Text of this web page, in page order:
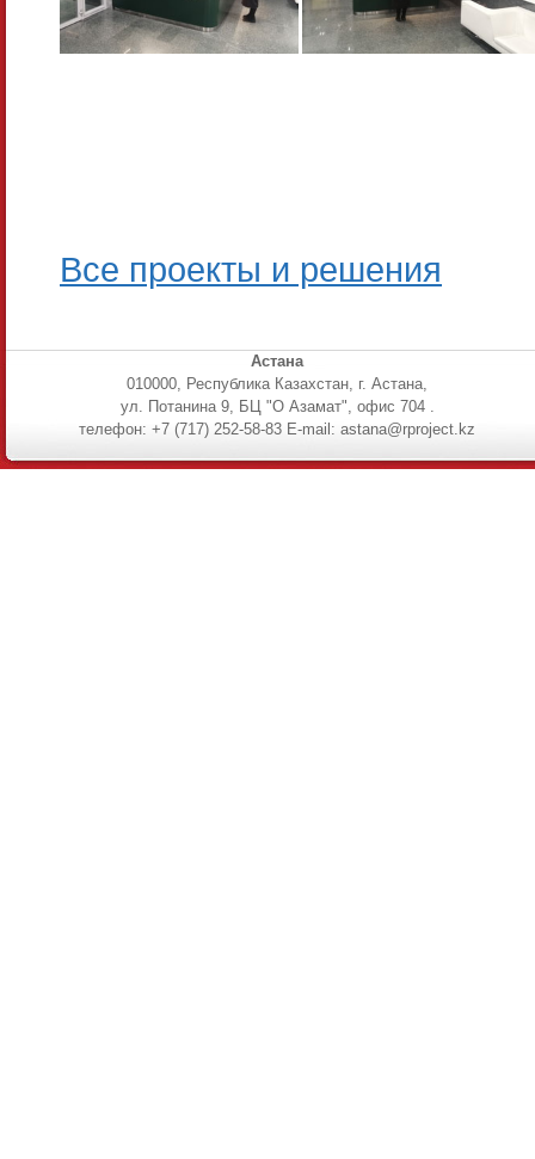
Все проекты и решения
Астана
010000, Республика Казахстан, г. Астана,
ул. Потанина 9, БЦ "О Азамат", офис 704 .
телефон: +7 (717) 252-58-83 E-mail: astana@rproject.kz